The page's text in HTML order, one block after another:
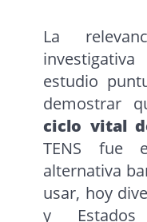
La
estudio
demostrar
ciclo vital
TENS fue
alternativa
usar, hoy
y